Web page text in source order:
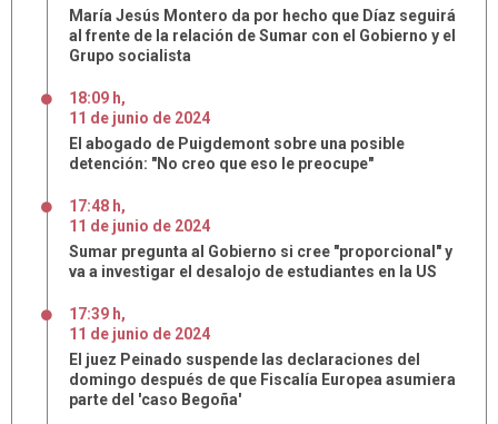
María Jesús Montero da por hecho que Díaz seguirá
al frente de la relación de Sumar con el Gobierno y el
Grupo socialista
18:09 h,
11 de junio de 2024
El abogado de Puigdemont sobre una posible
detención: "No creo que eso le preocupe"
17:48 h,
11 de junio de 2024
Sumar pregunta al Gobierno si cree "proporcional" y
va a investigar el desalojo de estudiantes en la US
17:39 h,
11 de junio de 2024
El juez Peinado suspende las declaraciones del
domingo después de que Fiscalía Europea asumiera
parte del 'caso Begoña'